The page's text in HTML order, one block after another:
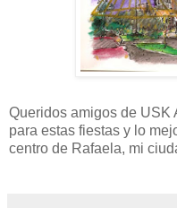
Queridos amigos de USK
para estas fiestas y lo
centro de Rafaela, mi